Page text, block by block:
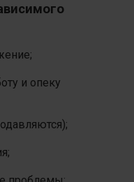
и опеку